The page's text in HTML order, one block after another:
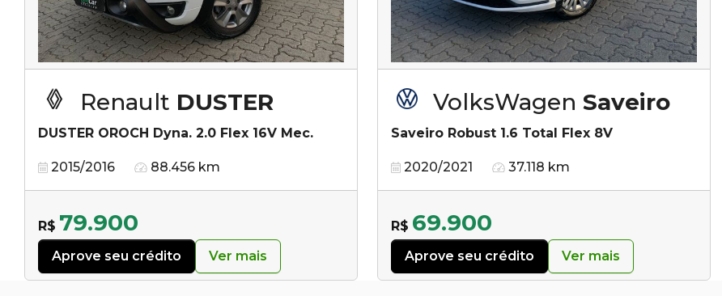
Renault DUSTER
DUSTER OROCH Dyna. 2.0 Flex 16V Mec.
2015/2016 88.456 km
R$ 79.900
Aprove seu crédito Ver mais
VolksWagen Saveiro
Saveiro Robust 1.6 Total Flex 8V
2020/2021 37.118 km
R$ 69.900
Aprove seu crédito Ver mais